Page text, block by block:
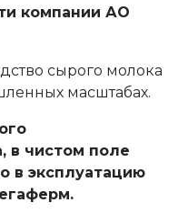
компании АО
сырого молока
масштабах.
в чистом поле
в эксплуатацию